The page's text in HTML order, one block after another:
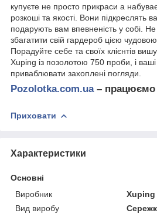
купуєте не просто прикраси а
розкоші та якості. Вони підкреслять
подарують вам впевненість у собі.
збагатити свій гардероб цією
Порадуйте себе та своїх клієнтів
Xuping із позолотою 750 проби, і
приваблювати захоплені погляди.
Pozolotka.com.ua– працюємо
Приховати
Характеристики
Основні
Виробник
Xuping
Вид виробу